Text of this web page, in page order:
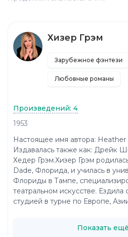
Хизер Грэм
Зарубежное фэнтези
Любовные романы
Произведений: 4
1953
Настоящее имя автора:
Издавалась также как: Дрейк
Хедер Грэм.Хизер Грэм
Dade, Флорида, и училась в
Флориды в Тампе,
театральном искусстве. Ездила
студией в турне по Европе,
Показать